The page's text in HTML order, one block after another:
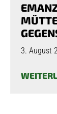
3. August